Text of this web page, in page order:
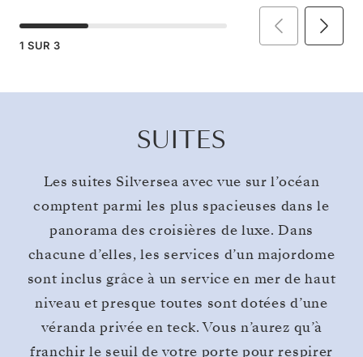
1 SUR 3
SUITES
Les suites Silversea avec vue sur l’océan
comptent parmi les plus spacieuses dans le
panorama des croisières de luxe. Dans
chacune d’elles, les services d’un majordome
sont inclus grâce à un service en mer de haut
niveau et presque toutes sont dotées d’une
véranda privée en teck. Vous n’aurez qu’à
franchir le seuil de votre porte pour respirer